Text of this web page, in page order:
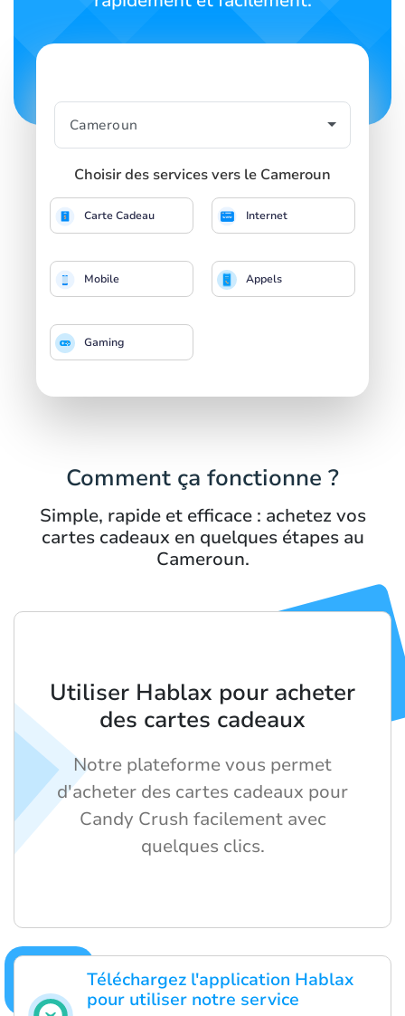
Choisir des services vers le Cameroun
Carte Cadeau Internet
Mobile Appels
Gaming
Comment ça fonctionne ?
Simple, rapide et efficace : achetez vos
cartes cadeaux en quelques étapes au
Cameroun.
Téléchargez l'application Hablax
pour utiliser notre service
Utiliser Hablax pour acheter
des cartes cadeaux
Notre plateforme vous permet
d'acheter des cartes cadeaux pour
Candy Crush facilement avec
quelques clics.